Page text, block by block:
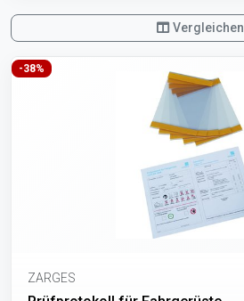
Vergleichen
-38%
ZARGES